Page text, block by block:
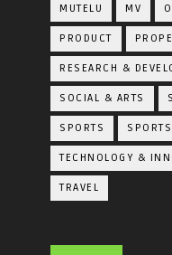
MUTELU MV
PRODUCT
RESEARCH &
SOCIAL & ARTS
SPORTS
TECHNOLOGY &
TRAVEL